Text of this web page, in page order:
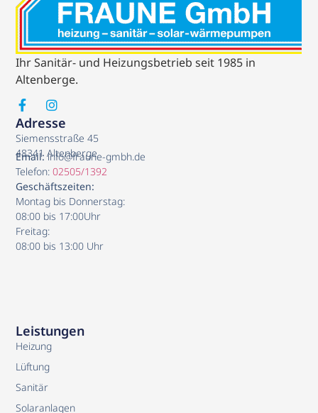
Ihr Sanitär- und Heizungsbetrieb seit 1985 in
Altenberge.
Leistungen
Heizung
Lüftung
Sanitär
Solaranlagen
Adresse
Siemensstraße 45
48341 Altenberge
Email: info@fraune-gmbh.de
Telefon:02505/1392
Geschäftszeiten:
Montag bis Donnerstag:
08:00 bis 17:00Uhr
Freitag:
08:00 bis 13:00 Uhr